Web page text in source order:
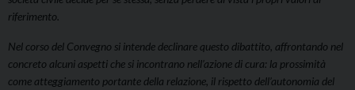
riferimento.
Nel corso del Convegno si intende declinare questo dibattito, affrontando nel
concreto alcuni aspetti che si incontrano nell’azione di cura: la prossimità
come atteggiamento portante della relazione, il rispetto dell’autonomia del